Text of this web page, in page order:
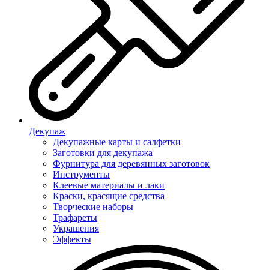
Декупаж
Декупажные карты и салфетки
Заготовки для декупажа
Фурнитура для деревянных заготовок
Инструменты
Клеевые материалы и лаки
Краски, красящие средства
Творческие наборы
Трафареты
Украшения
Эффекты